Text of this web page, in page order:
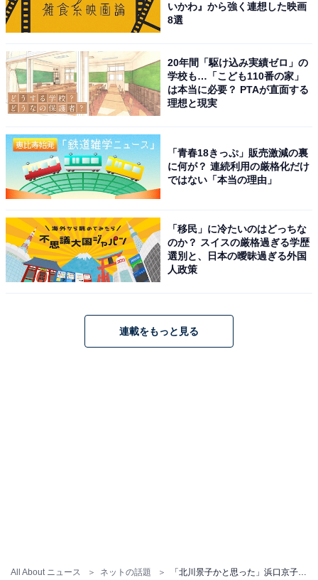
All About ニュース ネットの話題
いかわ』から強く連想した映画
8選
20年間「駆け込み実績ゼロ」の
学校も…「こども110番の家」
は本当に必要？ PTAが直面する
理想と現実
「青春18きっぷ」販売激減の裏
に何が？ 連続利用の厳格化だけ
ではない「本当の理由」
「移民」に冷たいのはどっちな
のか？ スイスの厳格過ぎる学歴
選別と、日本の曖昧過ぎる外国
人政策
連載をもっと見る